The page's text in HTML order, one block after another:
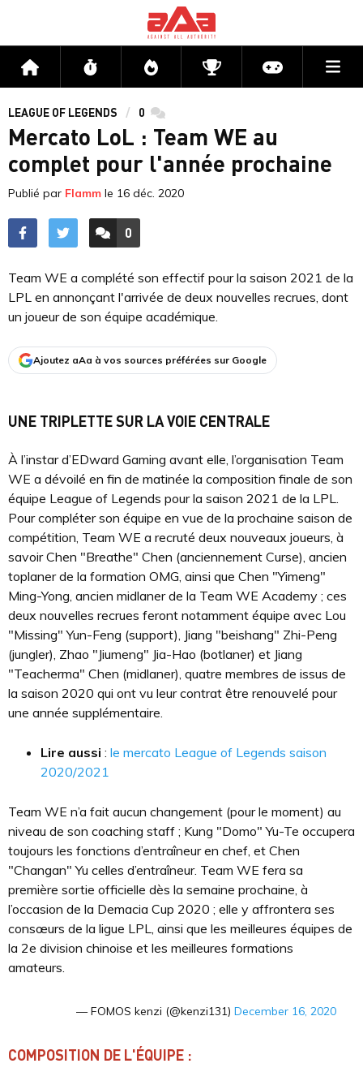
Accueil Flux Directs CompétitionsActu jeux
LEAGUE OF LEGENDS 0 commentaires
Mercato LoL : Team WE au
complet pour l'année prochaine
Publié par Flamm le 16 déc. 2020
ACCÉDER AUX
0
COMMENTAIRES
Team WE a complété son effectif pour la saison 2021 de la
LPL en annonçant l'arrivée de deux nouvelles recrues, dont
un joueur de son équipe académique.
Ajoutez aAa à vos sources préférées sur Google
UNE TRIPLETTE SUR LA VOIE CENTRALE
À l’instar d’EDward Gaming avant elle, l’organisation Team
WE a dévoilé en fin de matinée la composition finale de son
équipe League of Legends pour la saison 2021 de la LPL.
Pour compléter son équipe en vue de la prochaine saison de
compétition, Team WE a recruté deux nouveaux joueurs, à
savoir Chen "Breathe" Chen (anciennement Curse), ancien
toplaner de la formation OMG, ainsi que Chen "Yimeng"
Ming-Yong, ancien midlaner de la Team WE Academy ; ces
deux nouvelles recrues feront notamment équipe avec Lou
"Missing" Yun-Feng (support), Jiang "beishang" Zhi-Peng
(jungler), Zhao "Jiumeng" Jia-Hao (botlaner) et Jiang
"Teacherma" Chen (midlaner), quatre membres de issus de
la saison 2020 qui ont vu leur contrat être renouvelé pour
une année supplémentaire.
Lire aussi : le mercato League of Legends saison
2020/2021
Team WE n’a fait aucun changement (pour le moment) au
niveau de son coaching staff ; Kung "Domo" Yu-Te occupera
toujours les fonctions d’entraîneur en chef, et Chen
"Changan" Yu celles d’entraîneur. Team WE fera sa
première sortie officielle dès la semaine prochaine, à
l’occasion de la Demacia Cup 2020 ; elle y affrontera ses
consœurs de la ligue LPL, ainsi que les meilleures équipes de
la 2e division chinoise et les meilleures formations
amateurs.
— FOMOS kenzi (@kenzi131) December 16, 2020
COMPOSITION DE L'ÉQUIPE :